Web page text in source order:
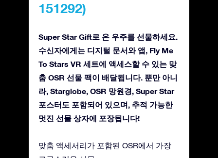
151292)
Super Star Gift로 온 우주를 선물하세요.
수신자에게는 디지털 문서와 앱, Fly Me
To Stars VR 세트에 액세스할 수 있는 맞
춤 OSR 선물 팩이 배달됩니다. 뿐만 아니
라, Starglobe, OSR 망원경, Super Star
포스터도 포함되어 있으며, 추적 가능한
멋진 선물 상자에 포장됩니다!
맞춤 액세서리가 포함된 OSR에서 가장